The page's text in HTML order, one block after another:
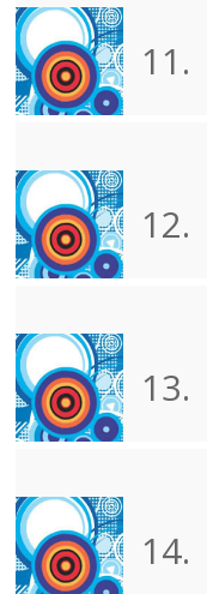
11.
12.
13.
14.